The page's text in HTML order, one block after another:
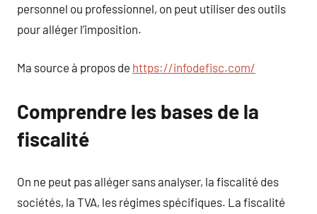
personnel ou professionnel, on peut utiliser des outils
pour alléger l’imposition.
Ma source à propos de https://infodefisc.com/
Comprendre les bases de la
fiscalité
On ne peut pas alléger sans analyser, la fiscalité des
sociétés, la TVA, les régimes spécifiques. La fiscalité